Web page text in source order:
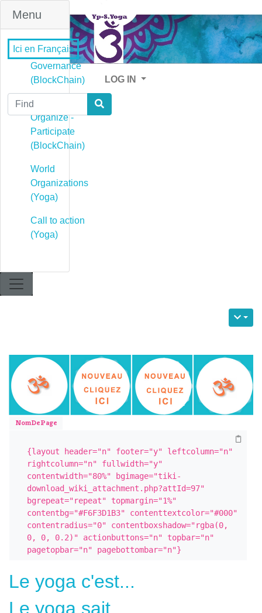
Menu
Governance
(BlockChain)
Governance -
Organize -
Participate
(BlockChain)
World
Organizations
(Yoga)
Call to action
(Yoga)
Ici en Français
LOG IN
Find
NomDePage
{layout header="n" footer="y" leftcolumn="n"
rightcolumn="n" fullwidth="y"
contentwidth="80%" bgimage="tiki-
download_wiki_attachment.php?attId=97"
bgrepeat="repeat" topmargin="1%"
contentbg="#F6F3D1B3" contenttextcolor="#000"
contentradius="0" contentboxshadow="rgba(0,
0, 0, 0.2)" actionbuttons="n" topbar="n"
pagetopbar="n" pagebottombar="n"}
Le yoga c'est...
Le yoga sait